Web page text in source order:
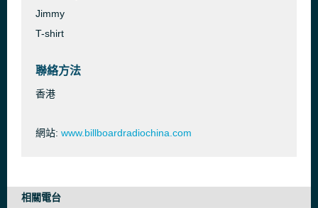
Jimmy
T-shirt
聯絡方法
香港
網站: www.billboardradiochina.com
相關電台